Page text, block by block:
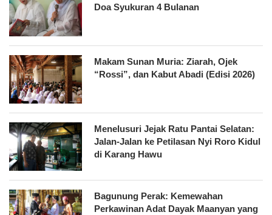
Doa Syukuran 4 Bulanan
Makam Sunan Muria: Ziarah, Ojek
“Rossi”, dan Kabut Abadi (Edisi 2026)
Menelusuri Jejak Ratu Pantai Selatan:
Jalan-Jalan ke Petilasan Nyi Roro Kidul
di Karang Hawu
Bagunung Perak: Kemewahan
Perkawinan Adat Dayak Maanyan yang